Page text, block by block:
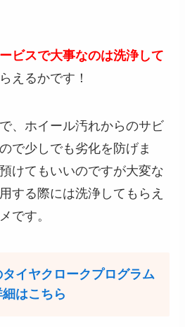
ビスで大事なのは洗浄して
えるかです！
、ホイール汚れからのサビ
で少しでも劣化を防げま
けてもいいのですが大変な
する際には洗浄してもらえ
です。
タイヤクロークプログラム
はこちら